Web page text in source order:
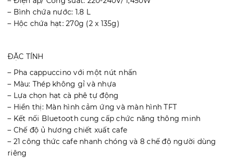
– Bình chứa nước: 1.8 L
– Hộc chứa hạt: 270g (2 x 135g)
ĐẶC TÍNH
– Pha cappuccino với một nút nhấn
– Màu: Thép không gỉ và nhựa
– Lựa chọn hạt cà phê tự động
– Hiển thị: Màn hình cảm ứng và màn hình TFT
– Kết nối Bluetooth cung cấp chức năng thông minh
– Chế độ ủ hương chiết xuất cafe
– 21 công thức cafe nhanh chóng và 8 chế độ người dùng
riêng